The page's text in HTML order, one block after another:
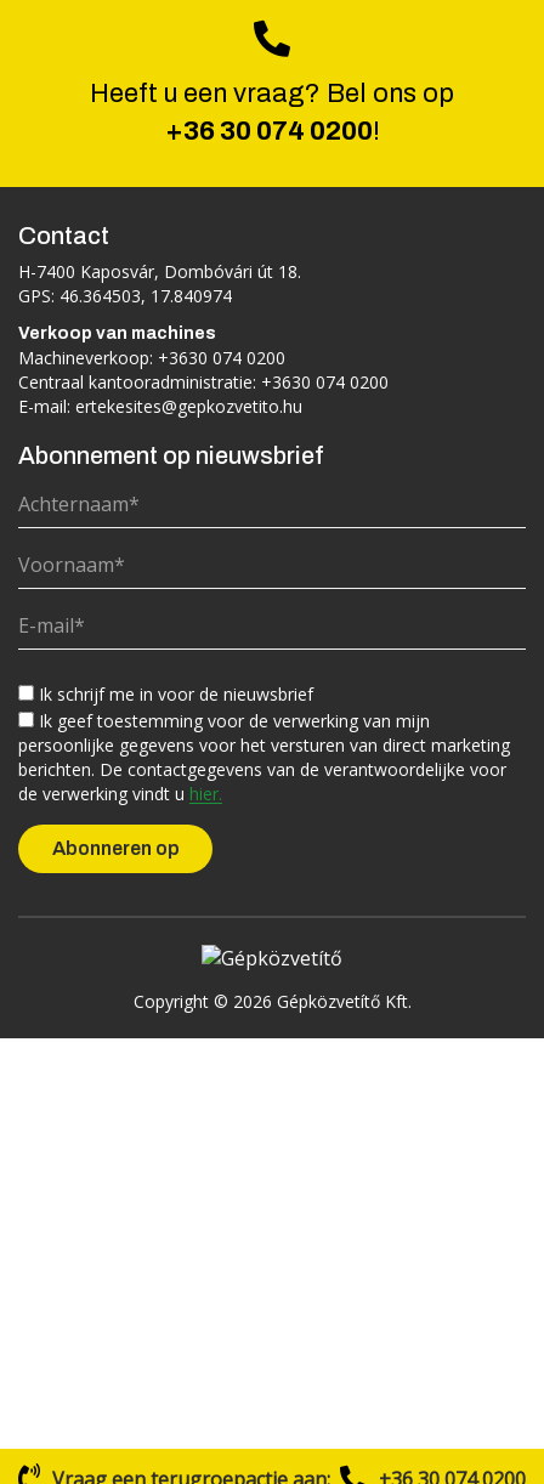
Heeft u een vraag? Bel ons op
+36 30 074 0200!
Contact
H-7400 Kaposvár, Dombóvári út 18.
GPS: 46.364503, 17.840974
Verkoop van machines
Machineverkoop: +3630 074 0200
Centraal kantooradministratie: +3630 074 0200
E-mail: ertekesites@gepkozvetito.hu
Abonnement op nieuwsbrief
Ik schrijf me in voor de nieuwsbrief
Ik geef toestemming voor de verwerking van mijn
persoonlijke gegevens voor het versturen van direct marketing
berichten. De contactgegevens van de verantwoordelijke voor
de verwerking vindt u hier.
Copyright © 2026 Gépközvetítő Kft.